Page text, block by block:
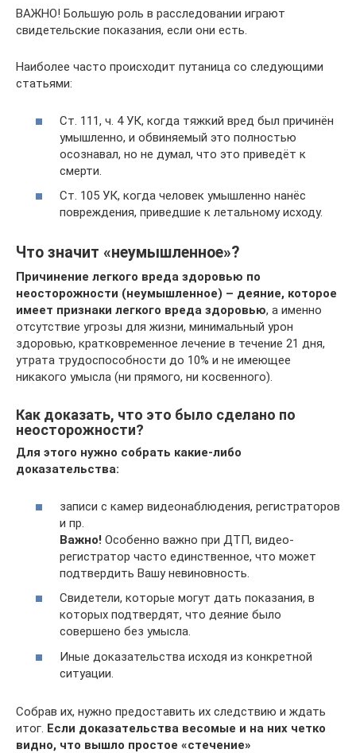
ВАЖНО! Большую роль в расследовании играют
свидетельские показания, если они есть.
Наиболее часто происходит путаница со следующими
статьями:
Ст. 111, ч. 4 УК, когда тяжкий вред был причинён
умышленно, и обвиняемый это полностью
осознавал, но не думал, что это приведёт к
смерти.
Ст. 105 УК, когда человек умышленно нанёс
повреждения, приведшие к летальному исходу.
Что значит «неумышленное»?
Причинение легкого вреда здоровью по
неосторожности (неумышленное) – деяние, которое
имеет признаки легкого вреда здоровью, а именно
отсутствие угрозы для жизни, минимальный урон
здоровью, кратковременное лечение в течение 21 дня,
утрата трудоспособности до 10% и не имеющее
никакого умысла (ни прямого, ни косвенного).
Как доказать, что это было сделано по
неосторожности?
Для этого нужно собрать какие-либо
доказательства:
записи с камер видеонаблюдения, регистраторов
и пр.
Важно! Особенно важно при ДТП, видео-
регистратор часто единственное, что может
подтвердить Вашу невиновность.
Свидетели, которые могут дать показания, в
которых подтвердят, что деяние было
совершено без умысла.
Иные доказательства исходя из конкретной
ситуации.
Собрав их, нужно предоставить их следствию и ждать
итог. Если доказательства весомые и на них четко
видно, что вышло простое «стечение»